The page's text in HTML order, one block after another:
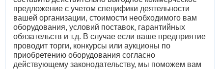
предложение с учетом специфики деятельности
вашей организации, стоимости необходимого вам
оборудования, условий поставок, гарантийных
обязательств и т.д. В случае если ваше предприятие
проводит торги, конкурсы или аукционы по
приобретению оборудования согласно
действующему законодательству, мы поможем вам